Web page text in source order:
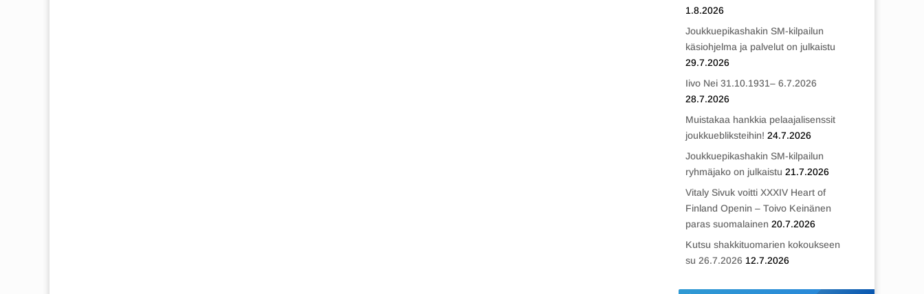
1.8.2026
Joukkuepikashakin SM-kilpailun
käsiohjelma ja palvelut on julkaistu
29.7.2026
Iivo Nei 31.10.1931– 6.7.2026
28.7.2026
Muistakaa hankkia pelaajalisenssit
joukkuebliksteihin! 24.7.2026
Joukkuepikashakin SM-kilpailun
ryhmäjako on julkaistu 21.7.2026
Vitaly Sivuk voitti XXXIV Heart of
Finland Openin – Toivo Keinänen
paras suomalainen 20.7.2026
Kutsu shakkituomarien kokoukseen
su 26.7.2026 12.7.2026